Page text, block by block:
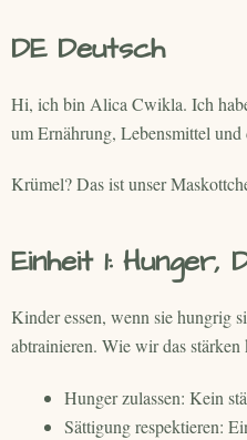
DE Deutsch
Hi, ich bin Alica Cwikla. Ich
um Ernährung, Lebensmittel
Krümel? Das ist unser
Einheit 1:
Kinder essen, wenn sie hungrig
abtrainieren. Wie wir das stärken
Hunger zulassen: Kein
Sättigung respektieren: